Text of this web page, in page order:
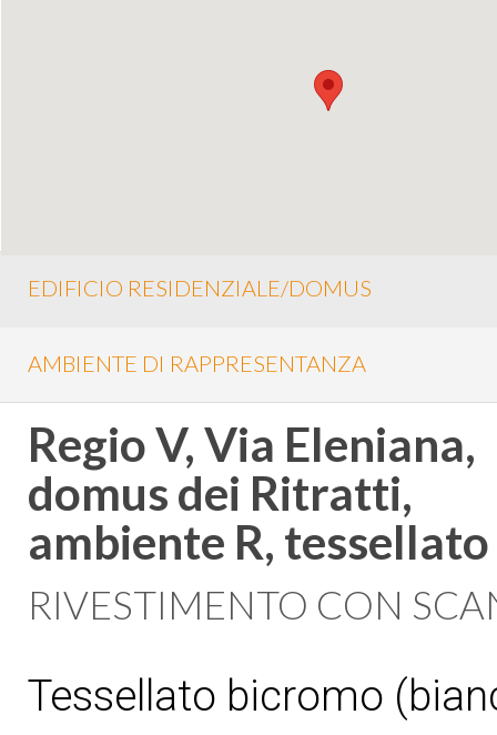
EDIFICIO RESIDENZIALE/DOMUS
AMBIENTE DI RAPPRESENTANZA
Regio V, Via Eleniana,
domus dei Ritratti,
ambiente R,
RIVESTIMENTO CON
Tessellato bicromo